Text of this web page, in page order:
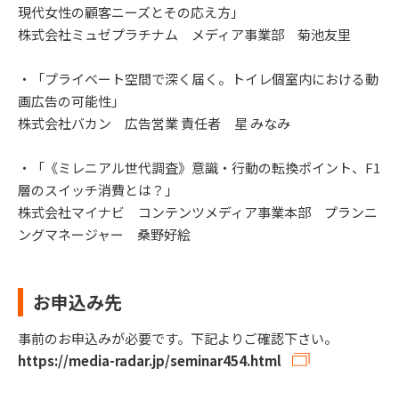
現代女性の顧客ニーズとその応え方」
株式会社ミュゼプラチナム メディア事業部 菊池友里
・「プライベート空間で深く届く。トイレ個室内における動
画広告の可能性」
株式会社バカン 広告営業 責任者 星 みなみ
・「《ミレニアル世代調査》意識・行動の転換ポイント、F1
層のスイッチ消費とは？」
株式会社マイナビ コンテンツメディア事業本部 プランニ
ングマネージャー 桑野好絵
お申込み先
事前のお申込みが必要です。下記よりご確認下さい。
https://media-radar.jp/seminar454.html